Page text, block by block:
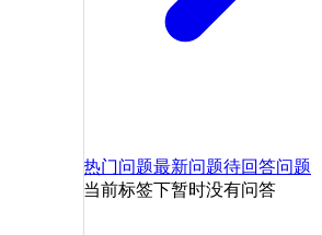
热门问题最新问题待回答问题
当前标签下暂时没有问答